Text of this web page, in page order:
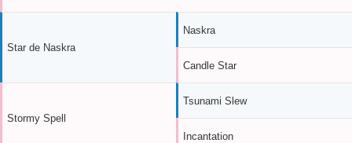
Star de Naskra
Stormy Spell
Naskra
Candle Star
Tsunami Slew
Incantation